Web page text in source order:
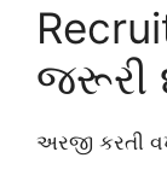
જરૂરી
અરજી કરતી